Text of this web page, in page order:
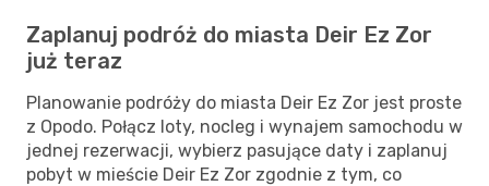
Zaplanuj podróż do miasta Deir Ez Zor
już teraz
Planowanie podróży do miasta Deir Ez Zor jest proste
z Opodo. Połącz loty, nocleg i wynajem samochodu w
jednej rezerwacji, wybierz pasujące daty i zaplanuj
pobyt w mieście Deir Ez Zor zgodnie z tym, co